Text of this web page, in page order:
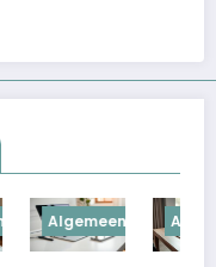
Algemeen